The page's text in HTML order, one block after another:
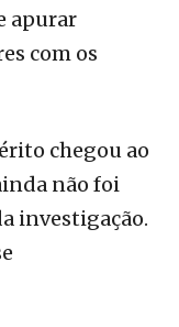
apurar
com os
chegou ao
não foi
investigação.